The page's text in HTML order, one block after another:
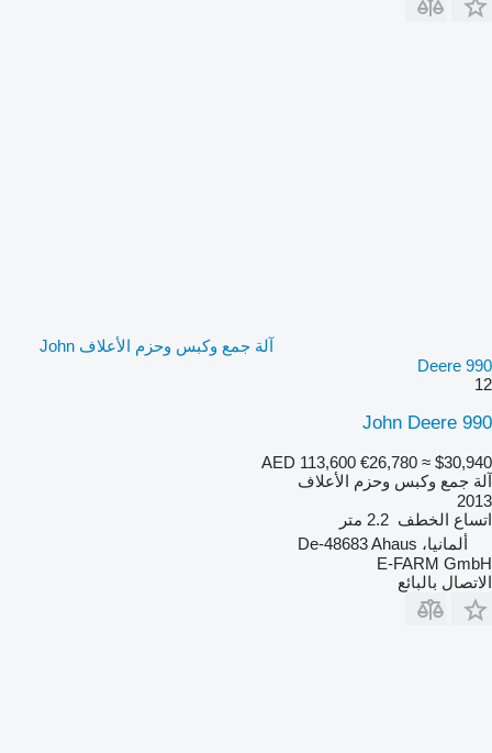
آلة جمع وكبس وحزم الأعلاف John
Deere 990
12
John Deere 990
AED 113,600 €26,780 ≈ $30,940
آلة جمع وكبس وحزم الأعلاف
2013
اتساع الخطف 2.2 متر
ألمانيا، De-48683 Ahaus
E-FARM GmbH
الاتصال بالبائع